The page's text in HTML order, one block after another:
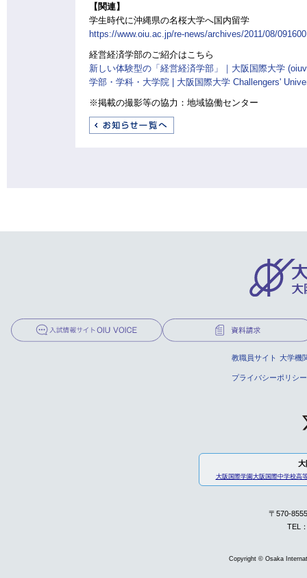
【関連】
学生時代に沖縄県の名桜大学へ国内留学
https://www.oiu.ac.jp/re-news/archives/2011/08/
経営経済学部のご紹介はこちら
新しい体験型の「経営経済学部」｜大阪国際大学
学部・学科・大学院 | 大阪国際大学 Challengers'
※掲載の撮影等の協力：地域協働センター
教職員サイト 大学機
プライバシーポリシー
大
大阪国際学園大阪国際中学校高
〒570-
TEL
Copyright © Osaka